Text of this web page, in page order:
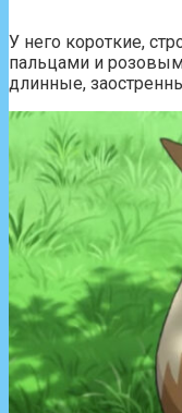
У него короткие,
пальцами и
длинные,